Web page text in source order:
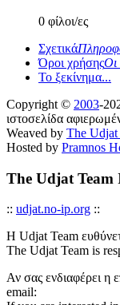
0 φίλοι/ες
Σχετικά
Όροι χρήσηςΟι
Το ξεκίνημα...
Copyright © 2003-
ιστοσελίδα
Weaved by The Udjat
Hosted by Pramnos
The Udjat Team
:: udjat.no-ip.org ::
Η Udjat Team
The Udjat Team is
Αν σας ενδιαφέρει η
email: